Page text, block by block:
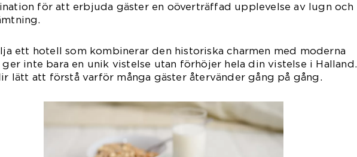
för att erbjuda gäster en oöverträffad upplevelse av lugn och
ett hotell som kombinerar den historiska charmen med moderna
ger inte bara en unik vistelse utan förhöjer hela din vistelse i Halland.
lätt att förstå varför många gäster återvänder gång på gång.